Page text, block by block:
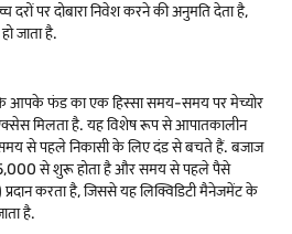
पर दोबारा निवेश करने की अनुमति देता है,
जाता है.
आपके फंड का एक हिस्सा समय-समय पर मेच्योर
मिलता है. यह विशेष रूप से आपातकालीन
समय से पहले निकासी के लिए दंड से बचते हैं. बजाज
15,000 से शुरू होता है और समय से पहले पैसे
करता है, जिससे यह लिक्विडिटी मैनेजमेंट के
है.